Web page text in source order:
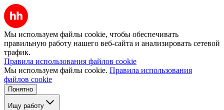
Мы используем файлы cookie, чтобы обеспечивать
правильную работу нашего веб-сайта и анализировать сетевой
трафик.
Правила использования файлов cookie
Мы используем файлы cookie. Правила использования
файлов cookie
Понятно
Ищу работу